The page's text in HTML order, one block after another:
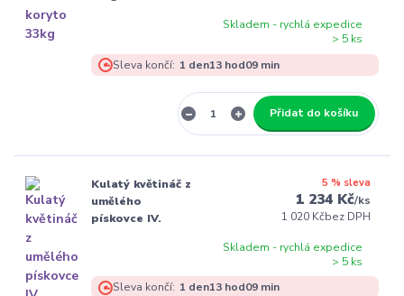
Skladem - rychlá expedice
> 5 ks
Sleva končí: 1 den13hod09min
Přidat do košíku
Kulatý květináč z
umělého
pískovce IV.
5 % sleva
1 234 Kč/ks
1 020 Kčbez DPH
Skladem - rychlá expedice
> 5 ks
Sleva končí: 1 den13hod09min